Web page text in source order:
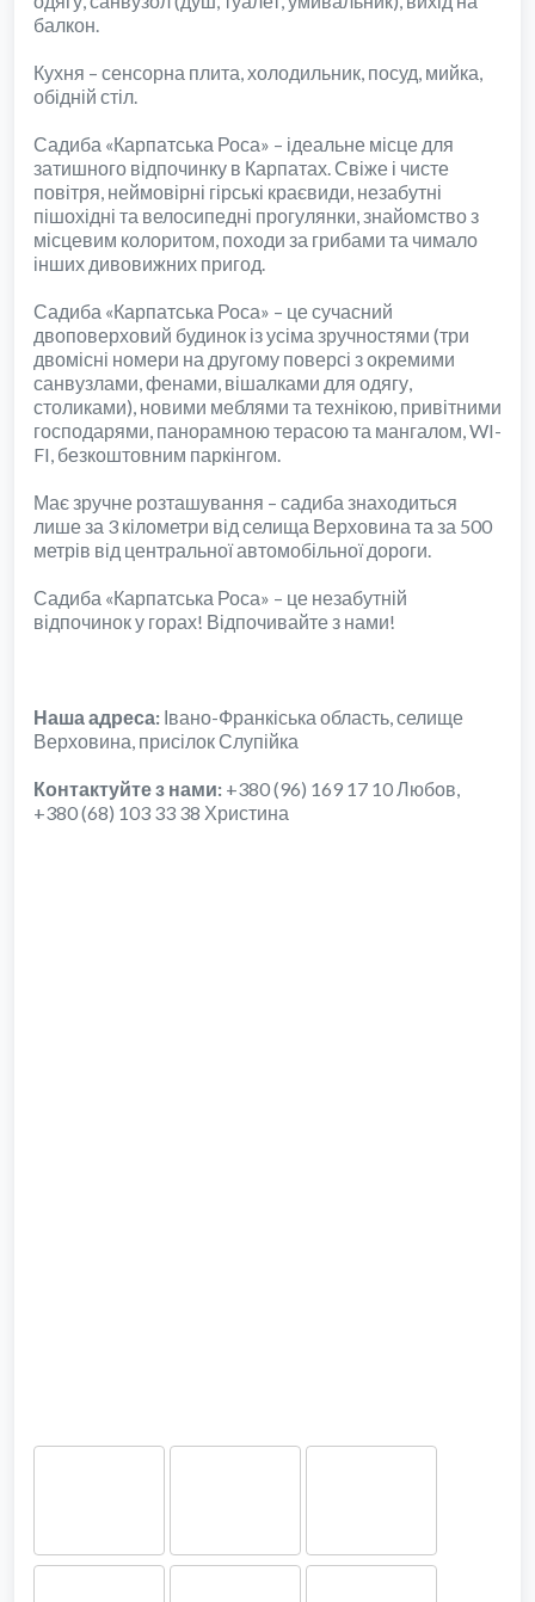
балкон.
Кухня – сенсорна плита, холодильник, посуд, мийка,
обідній стіл.
Садиба «Карпатська Роса» – ідеальне місце для
затишного відпочинку в Карпатах. Свіже і чисте
повітря, неймовірні гірські краєвиди, незабутні
пішохідні та велосипедні прогулянки, знайомство з
місцевим колоритом, походи за грибами та чимало
інших дивовижних пригод.
Садиба «Карпатська Роса» – це сучасний
двоповерховий будинок із усіма зручностями (три
двомісні номери на другому поверсі з окремими
санвузлами, фенами, вішалками для одягу,
столиками), новими меблями та технікою, привітними
господарями, панорамною терасою та мангалом, WI-
FI, безкоштовним паркінгом.
Має зручне розташування – садиба знаходиться
лише за 3 кілометри від селища Верховина та за 500
метрів від центральної автомобільної дороги.
Садиба «Карпатська Роса» – це незабутній
відпочинок у горах! Відпочивайте з нами!
Наша адреса: Івано-Франкіська область, селище
Верховина, присілок Слупійка
Контактуйте з нами: +380 (96) 169 17 10 Любов,
+380 (68) 103 33 38 Христина